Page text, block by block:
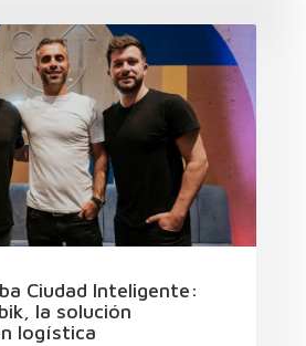
Ciudad Inteligente:
la solución
logística